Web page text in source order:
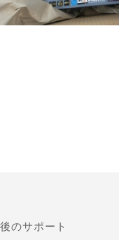
のサポート